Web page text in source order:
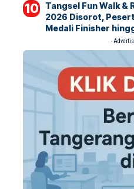
Tangsel Fun Walk &
2026 Disorot,
Medali Finisher
-